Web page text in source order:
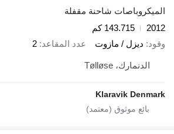
شاحنة مقفلة
143.715 كم
ديزل / مازوت عدد المقاعد 2
الدنمارك، Tølløse
Klaravik